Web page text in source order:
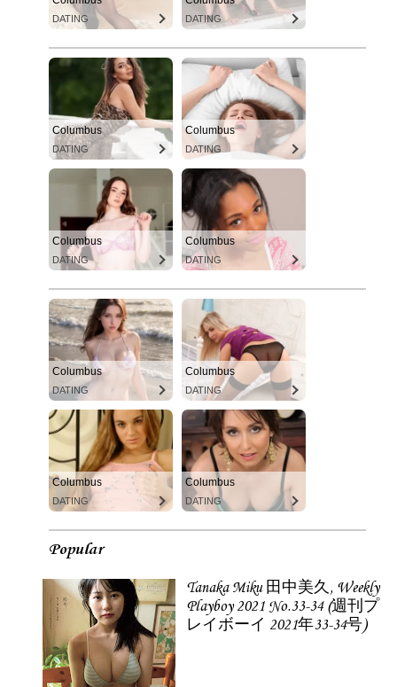
DATING DATING
Columbus
DATING
Columbus
DATING
Columbus
DATING
Columbus
DATING
Columbus
DATING
Columbus
DATING
Columbus
DATING
Columbus
DATING
Popular
Tanaka Miku 田中美久, Weekly
Playboy 2021 No.33-34 (週刊プ
レイボーイ 2021年33-34号)